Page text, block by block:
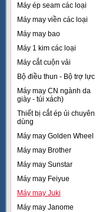
Máy ép seam các loại
Máy may viền các loại
Máy may bao
Máy 1 kim các loại
Máy cắt cuộn vải
Bộ điều thun - Bộ trợ lực
Máy may CN ngành da
giày - túi xách)
Thiết bị cắt ép ủi chuyên
dùng
Máy may Golden Wheel
Máy may Brother
Máy may Sunstar
Máy may Feiyue
Máy may Juki
Máy may Janome